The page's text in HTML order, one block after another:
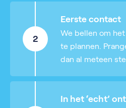
2
Eerste contact
We bellen om
te plannen.
dan al meteen
In het ‘echt’